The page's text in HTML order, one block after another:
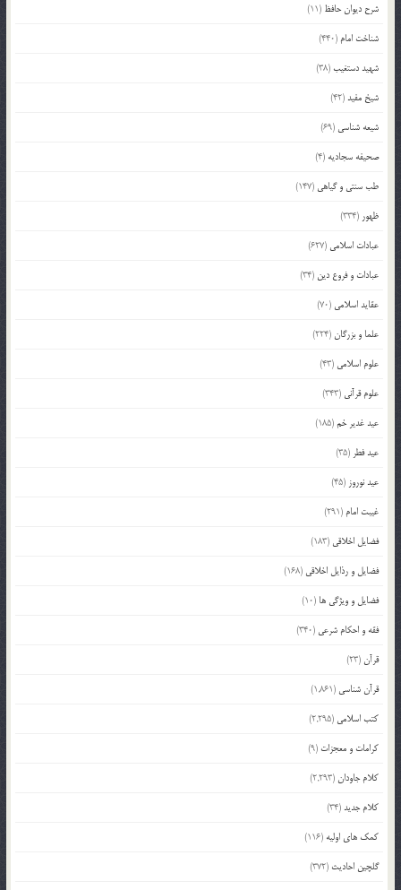
شرح دیوان حافظ (11)
شناخت امام (440)
شهید دستغیب(38)
شیخ مفید(42)
شیعه شناسی (69)
صحیفه سجادیه (4)
طب سنتی و گیاهی (147)
ظهور (334)
عبادات اسلامی (627)
عبادات و فروع دین (34)
عقاید اسلامی (70)
علما و بزرگان(224)
علوم اسلامی (43)
علوم قرآنی (343)
عید غدیر خم(185)
عید فطر (35)
عید نوروز (45)
غیبت امام (291)
فضایل اخلاقی (183)
فضایل و رذایل اخلاقی (168)
فضایل و ویژگی ها (10)
فقه و احکام شرعی (340)
قرآن(23)
قرآن شناسی (1,861)
کتب اسلامی (2,295)
کرامات و معجزات (9)
کلام جاودان(2,293)
کلام جدید(34)
کمک های اولیه (116)
گلچین احادیث (372)